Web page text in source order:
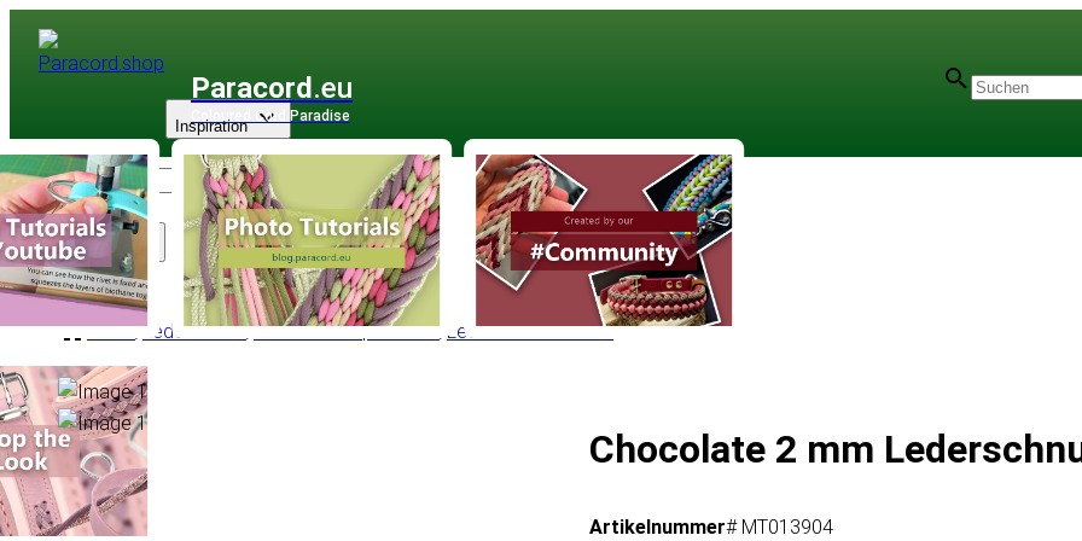
Paracord .eu
Coloured Cord Paradise
Sortiment
Inspiration
Leder/Lederschnur/Lederschnur |1 - 6 mm Lederschnur - 2 mm
Chocolate 2 mm
Artikelnummer# MT013904